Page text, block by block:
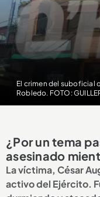
El crimen del suboficial
Robledo. FOTO:
¿Por un tema
asesinado
La víctima, César
activo del Ejército.